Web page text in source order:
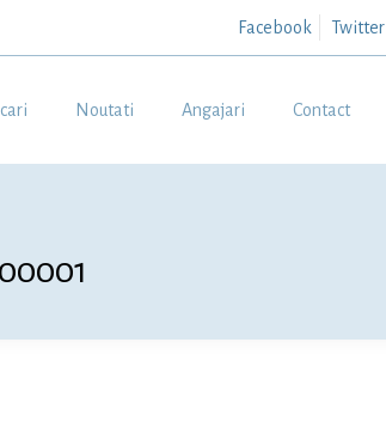
Facebook Twitter
Noutati Angajari Contact